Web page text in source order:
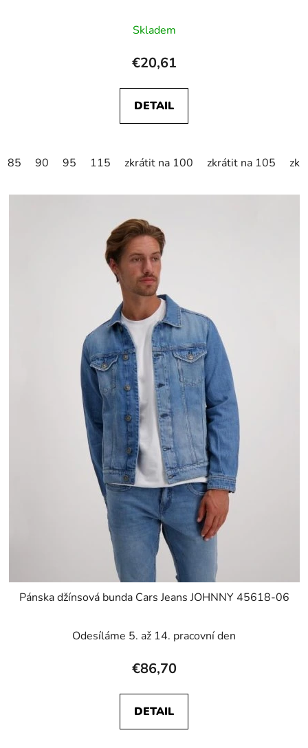
Skladem
€20,61
DETAIL
85 90 95 115 zkrátit na 100 zkrátit na 105
Pánska džínsová bunda Cars Jeans JOHNNY 45618-06
Odesíláme 5. až 14. pracovní den
€86,70
DETAIL